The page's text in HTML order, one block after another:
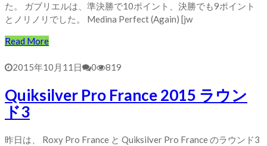
た。 ガブリエルは、準決勝で10ポイント、決勝でも9ポイント
とノリノリでした。 Medina Perfect (Again) [jw
Read More
2015年10月11日 0 819
Quiksilver Pro France 2015 ラウン
ド3
昨日は、 Roxy Pro France と Quiksilver Pro France のラウンド3